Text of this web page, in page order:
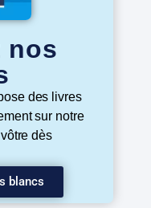
nos
des livres
sur notre
dès
blancs